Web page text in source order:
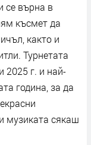
се върна в
късмет да
както и
Турнетата
2025 г. и най-
година, за да
музиката сякаш